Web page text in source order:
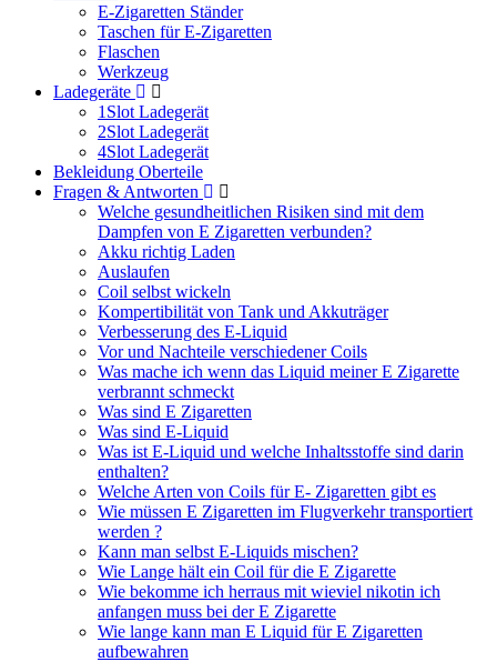
E-Zigaretten Ständer
Taschen für E-Zigaretten
Flaschen
Werkzeug
Ladegeräte
1Slot Ladegerät
2Slot Ladegerät
4Slot Ladegerät
Bekleidung Oberteile
Fragen & Antworten
Welche gesundheitlichen Risiken sind mit dem
Dampfen von E Zigaretten verbunden?
Akku richtig Laden
Auslaufen
Coil selbst wickeln
Kompertibilität von Tank und Akkuträger
Verbesserung des E-Liquid
Vor und Nachteile verschiedener Coils
Was mache ich wenn das Liquid meiner E Zigarette
verbrannt schmeckt
Was sind E Zigaretten
Was sind E-Liquid
Was ist E-Liquid und welche Inhaltsstoffe sind darin
enthalten?
Welche Arten von Coils für E- Zigaretten gibt es
Wie müssen E Zigaretten im Flugverkehr transportiert
werden ?
Kann man selbst E-Liquids mischen?
Wie Lange hält ein Coil für die E Zigarette
Wie bekomme ich herraus mit wieviel nikotin ich
anfangen muss bei der E Zigarette
Wie lange kann man E Liquid für E Zigaretten
aufbewahren